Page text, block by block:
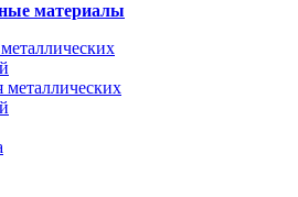
материалы